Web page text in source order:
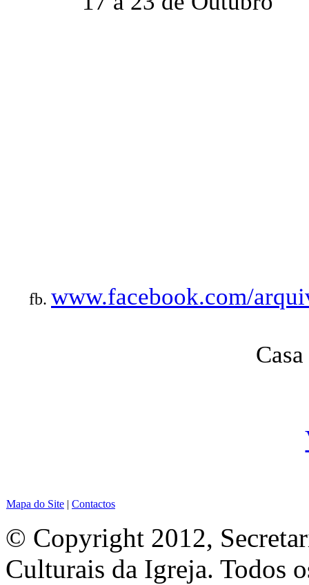
fb. www.facebook.com/
Mapa do Site | Contactos
© Copyright 2012,
Culturais da Igreja. Todos